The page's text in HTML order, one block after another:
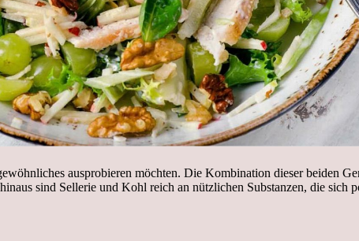
ausprobieren möchten. Die Kombination dieser beiden
sind Sellerie und Kohl reich an nützlichen Substanzen, die